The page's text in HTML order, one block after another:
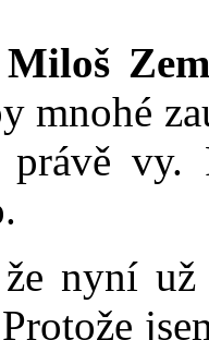
Miloš
mnohé
právě vy.
nyní